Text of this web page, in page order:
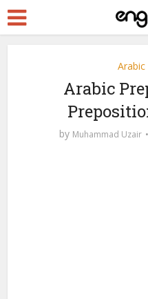
Arabic
by Muhammad Uzair